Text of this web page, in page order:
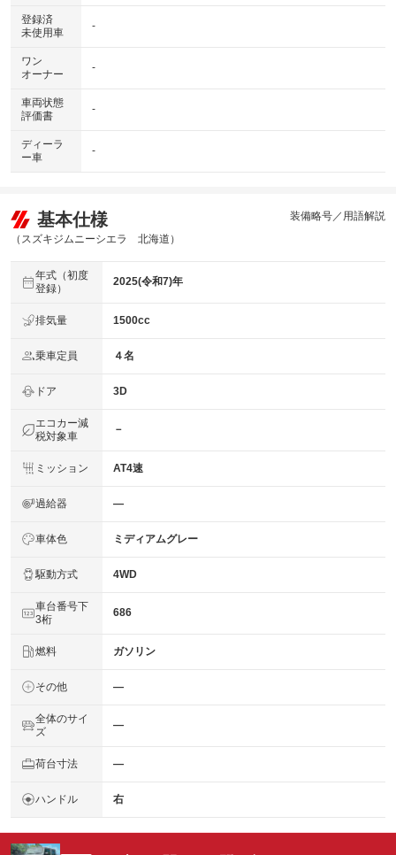
登録済
未使用車
-
ワン
オーナー
-
車両状態
評価書
-
ディーラ
ー車
-
基本仕様
（スズキジムニーシエラ 北海道）
装備略号／用語解説
年式（初度
登録）
2025(令和7)年
排気量 1500cc
乗車定員 ４名
ドア 3D
エコカー減
税対象車
－
ミッション AT4速
過給器 ―
車体色 ミディアムグレー
駆動方式 4WD
車台番号下
3桁
686
燃料 ガソリン
その他 ―
全体のサイ
ズ
―
荷台寸法 ―
ハンドル 右